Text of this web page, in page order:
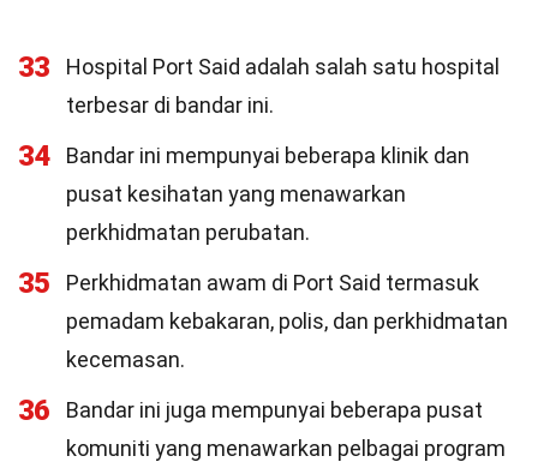
33
Hospital Port Said adalah salah satu hospital
terbesar di bandar ini.
34
Bandar ini mempunyai beberapa klinik dan
pusat kesihatan yang menawarkan
perkhidmatan perubatan.
35
Perkhidmatan awam di Port Said termasuk
pemadam kebakaran, polis, dan perkhidmatan
kecemasan.
36
Bandar ini juga mempunyai beberapa pusat
komuniti yang menawarkan pelbagai program